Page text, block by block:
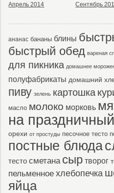
Апрель 2014
Сентябрь
ананас бананы блины
быстрый обед вареная
для пикника домашнее
полуфабрикаты домашний
пиву зелень картошка
масло молоко морковь
на
орехи от простуды песочное тесто
постные блюда
тесто сметана сыр творог
пельменное хлебопечка
яйца